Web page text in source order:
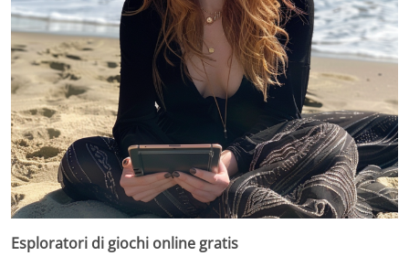
Esploratori di giochi online gratis